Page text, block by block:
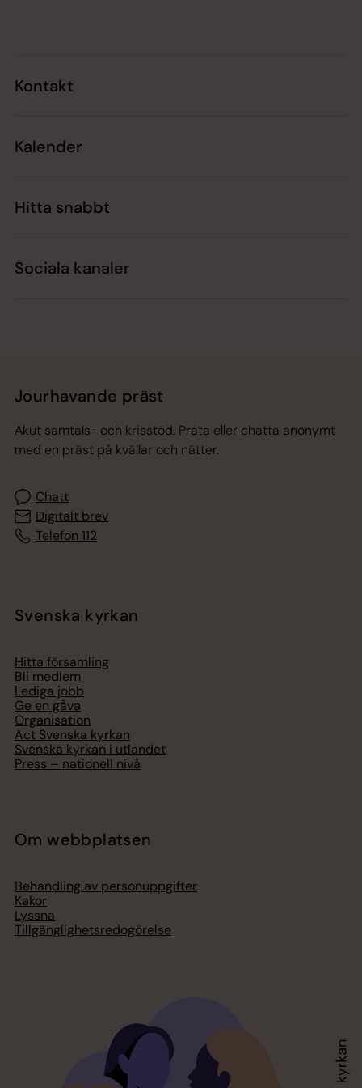
Kontakt
Kalender
Hitta snabbt
Sociala kanaler
Jourhavande präst
Akut samtals- och krisstöd. Prata eller chatta anonymt
med en präst på kvällar och nätter.
Chatt
Digitalt brev
Telefon 112
Svenska kyrkan
Hitta församling
Bli medlem
Lediga jobb
Ge en gåva
Organisation
Act Svenska kyrkan
Svenska kyrkan i utlandet
Press – nationell nivå
Om webbplatsen
Behandling av personuppgifter
Kakor
Lyssna
Tillgänglighetsredogörelse